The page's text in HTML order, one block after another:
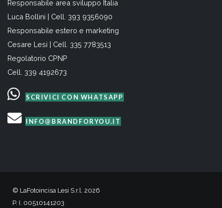
Responsabile area sviluppo Italia
Luca Bollini | Cell. 393 9356090
Responsabile estero e marketing
Cesare Lesi | Cell. 335 7783513
Regolatorio CPNP
Cell. 339 4192673
SCRIVICI CON WHATSAPP
INFO@BRANDFORYOU.IT
© LaFotoincisa Lesi S.r.l. 2026
P. I. 00510141203